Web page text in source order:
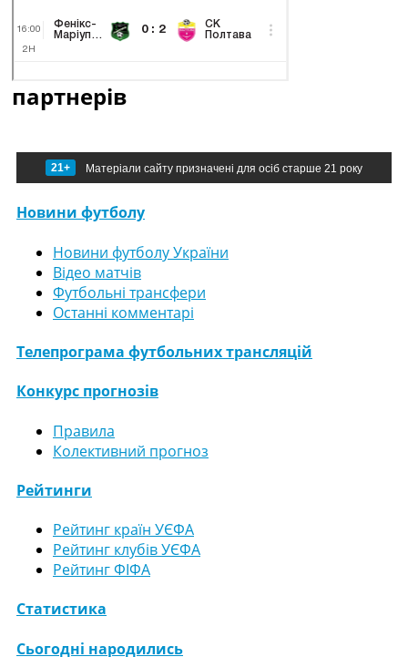
партнерів
21+ Матеріали сайту призначені для осіб старше 21 року
Новини футболу
Новини футболу України
Відео матчів
Футбольні трансфери
Останні комментарі
Телепрограма футбольних трансляцій
Конкурс прогнозів
Правила
Колективний прогноз
Рейтинги
Рейтинг країн УЄФА
Рейтинг клубів УЄФА
Рейтинг ФІФА
Статистика
Сьогодні народились